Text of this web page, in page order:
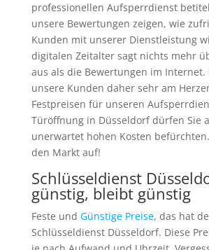
professionellen Aufsperrdienst
unsere Bewertungen zeigen, wie
Kunden mit unserer Dienstleistung
digitalen Zeitalter sagt nichts mehr
aus als die Bewertungen im Internet.
unsere Kunden daher sehr am
Festpreisen für unseren
Türöffnung in Düsseldorf dürfen Sie
unerwartet hohen Kosten
den Markt auf!
Schlüsseldienst
günstig, bleibt günstig
Feste und Günstige Preise, das hat
Schlüsseldienst Düsseldorf. Diese